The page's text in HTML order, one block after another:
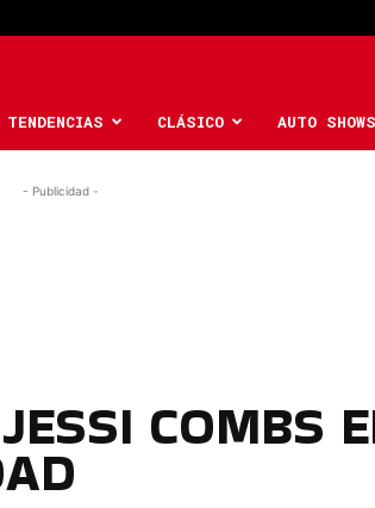
TENDENCIAS CLÁSICO AUTO SHOWS
- Publicidad -
COMBS